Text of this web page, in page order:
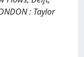
: Taylor